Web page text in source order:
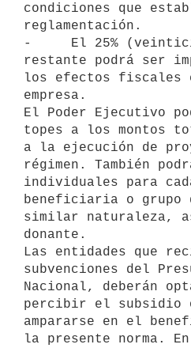
condiciones que
reglamentación.
-     El 25%
restante podrá ser
los efectos fiscales
empresa.
El Poder Ejecutivo
topes a los montos
a la ejecución de
régimen. También
individuales para
beneficiaria o grupo
similar naturaleza,
donante.
Las entidades que
subvenciones del
Nacional, deberán
percibir el subsidio
ampararse en el
la presente norma.